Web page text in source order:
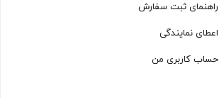
راهنمای ثبت سفارش
اعطای نمایندگی
حساب کاربری من